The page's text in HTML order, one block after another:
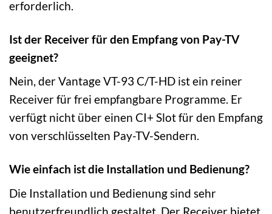
erforderlich.
Ist der Receiver für den Empfang von Pay-TV
geeignet?
Nein, der Vantage VT-93 C/T-HD ist ein reiner
Receiver für frei empfangbare Programme. Er
verfügt nicht über einen CI+ Slot für den Empfang
von verschlüsselten Pay-TV-Sendern.
Wie einfach ist die Installation und Bedienung?
Die Installation und Bedienung sind sehr